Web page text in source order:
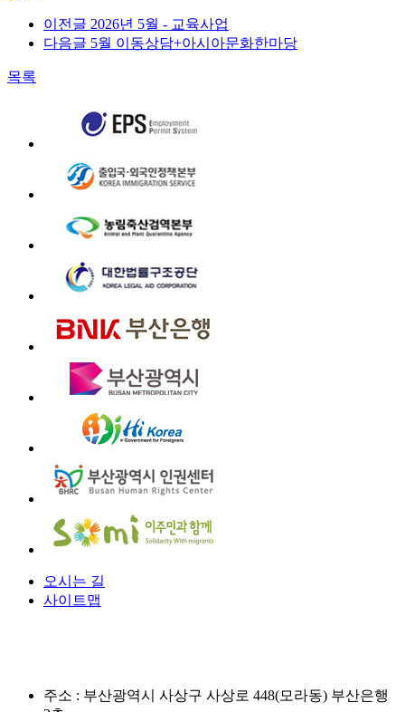
이전글 2026년 5월 - 교육사업
다음글 5월 이동상담+아시아문화한마당
목록
오시는 길
사이트맵
주소 : 부산광역시 사상구 사상로 448(모라동) 부산은행